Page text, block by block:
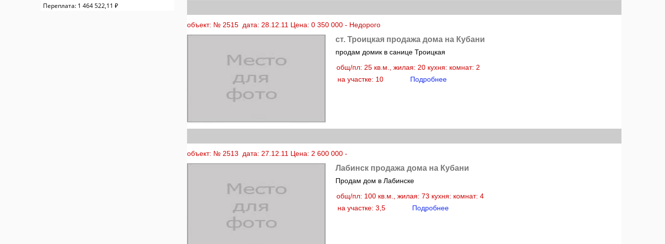
объект: № 2515 дата: 28.12.11 Цена: 0 350 000 - Недорого
ст. Троицкая продажа дома на Кубани
продам домик в санице Троицкая
общ/пл: 25 кв.м., жилая: 20 кухня: комнат: 2
на участке: 10
Подробнее
объект: № 2513 дата: 27.12.11 Цена: 2 600 000 -
Лабинск продажа дома на Кубани
Продам дом в Лабинске
общ/пл: 100 кв.м., жилая: 73 кухня: комнат: 4
на участке: 3,5
Подробнее
Переплата: 1 464 522,11 ₽